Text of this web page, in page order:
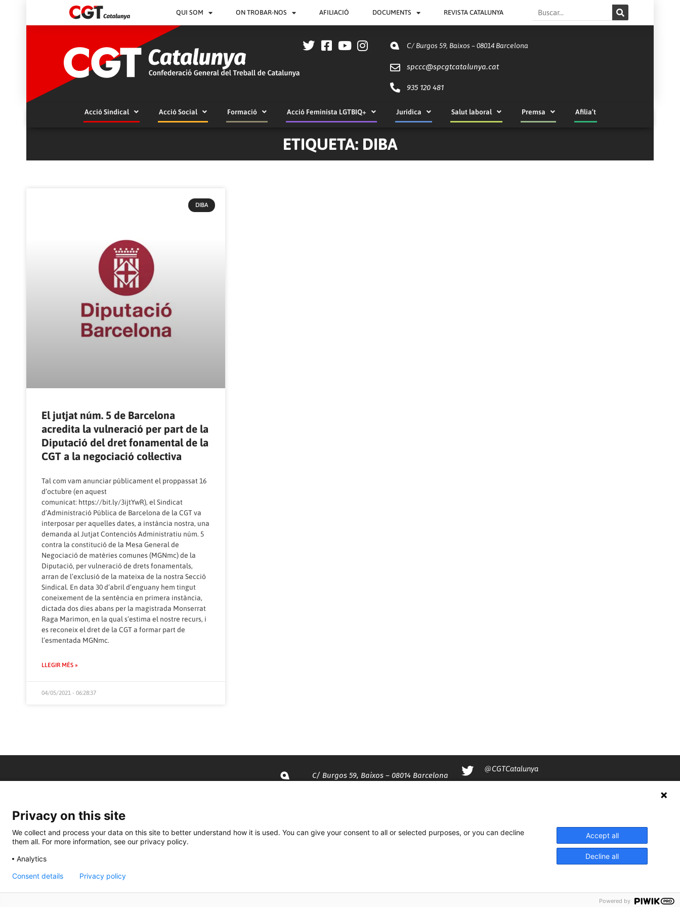
QUI SOM ON TROBAR-NOS AFILIACIÓ DOCUMENTS REVISTA CATALUNYA Search
C/ Burgos 59, Baixos – 08014 Barcelona
spccc@spcgtcatalunya.cat
935 120 481
Acció Sindical Acció Social Formació Acció Feminista LGTBIQ+ Jurídica Salut laboral Premsa Afilia’t
ETIQUETA: DIBA
DIBA
El jutjat núm. 5 de Barcelona
acredita la vulneració per part de la
Diputació del dret fonamental de la
CGT a la negociació col·lectiva
Tal com vam anunciar públicament el proppassat 16
d’octubre (en aquest
comunicat: https://bit.ly/3ijtYwR), el Sindicat
d’Administració Pública de Barcelona de la CGT va
interposar per aquelles dates, a instància nostra, una
demanda al Jutjat Contenciós Administratiu núm. 5
contra la constitució de la Mesa General de
Negociació de matèries comunes (MGNmc) de la
Diputació, per vulneració de drets fonamentals,
arran de l’exclusió de la mateixa de la nostra Secció
Sindical. En data 30 d’abril d’enguany hem tingut
coneixement de la sentència en primera instància,
dictada dos dies abans per la magistrada Monserrat
Raga Marimon, en la qual s’estima el nostre recurs, i
es reconeix el dret de la CGT a formar part de
l’esmentada MGNmc.
LLEGIR MÉS »
04/05/2021 - 06:28:37
C/ Burgos 59, Baixos – 08014 Barcelona
935 120 481
@CGTCatalunya
Privacy on this site
We collect and process your data on this site to better understand how it is used. You can give your consent to all or selected purposes, or you can decline
them all. For more information, see our privacy policy.
Analytics
Accept all
Decline all
Consent details Privacy policy
Powered by